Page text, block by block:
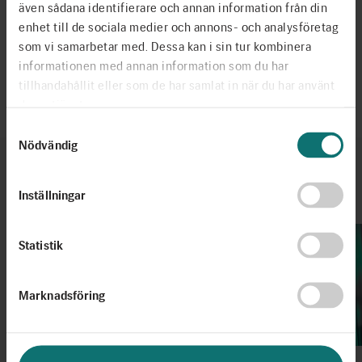
även sådana identifierare och annan information från din
enhet till de sociala medier och annons- och analysföretag
som vi samarbetar med. Dessa kan i sin tur kombinera
informationen med annan information som du har
tillhandahållit eller som de har samlat in när du har använt
Nödvändig
Inställningar
Statistik
Marknadsföring
Dela
Senast uppdaterad 2025-03-27
Fler artiklar